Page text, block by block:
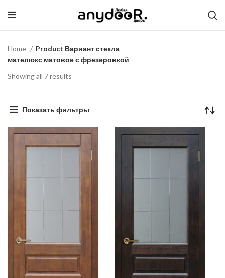
Home
Product Вариант стекла
мателюкс матовое с фрезеровкой
Showing all 7 results
Показать фильтры